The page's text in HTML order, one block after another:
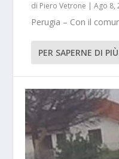
di Piero Vetrone |Ago 8,
Perugia – Con il
PER SAPERNE DI PIÙ